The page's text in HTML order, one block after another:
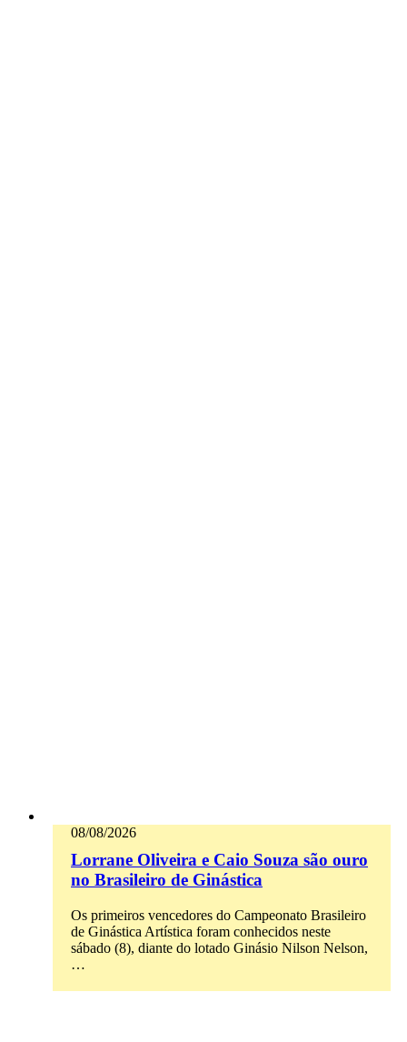
08/08/2026
Lorrane Oliveira e Caio Souza são ouro
no Brasileiro de Ginástica
Os primeiros vencedores do Campeonato Brasileiro
de Ginástica Artística foram conhecidos neste
sábado (8), diante do lotado Ginásio Nilson Nelson,
…